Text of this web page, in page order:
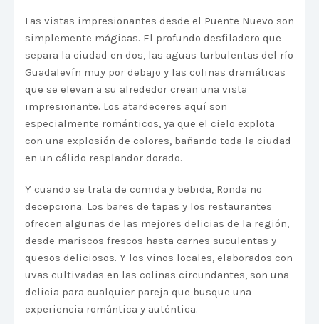
Las vistas impresionantes desde el Puente Nuevo son
simplemente mágicas. El profundo desfiladero que
separa la ciudad en dos, las aguas turbulentas del río
Guadalevín muy por debajo y las colinas dramáticas
que se elevan a su alrededor crean una vista
impresionante. Los atardeceres aquí son
especialmente románticos, ya que el cielo explota
con una explosión de colores, bañando toda la ciudad
en un cálido resplandor dorado.
Y cuando se trata de comida y bebida, Ronda no
decepciona. Los bares de tapas y los restaurantes
ofrecen algunas de las mejores delicias de la región,
desde mariscos frescos hasta carnes suculentas y
quesos deliciosos. Y los vinos locales, elaborados con
uvas cultivadas en las colinas circundantes, son una
delicia para cualquier pareja que busque una
experiencia romántica y auténtica.